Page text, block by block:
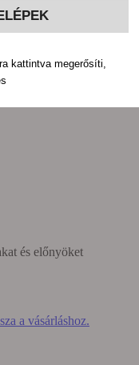
és előnyöket
a vásárláshoz.
kattintva megerősíti,